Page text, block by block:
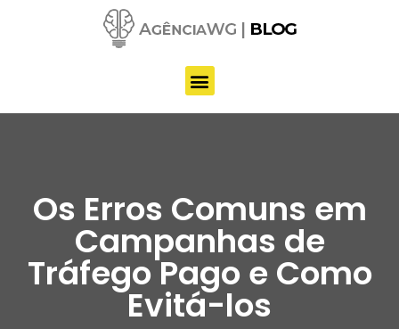
conteúdo
Os Erros Comuns em
Campanhas de
Tráfego Pago e Como
Evitá-los